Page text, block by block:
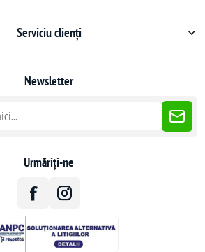
Serviciu clienți
Newsletter
Urmăriți-ne